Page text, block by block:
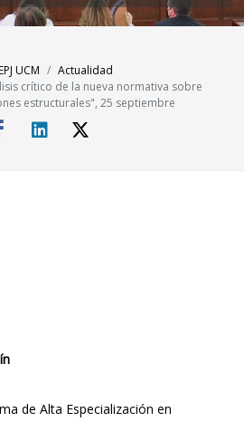
EPJ UCM
Actualidad
crítico de la nueva normativa sobre
estructurales", 25 septiembre
de Alta Especialización en